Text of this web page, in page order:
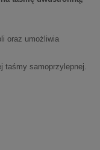
oraz umożliwia
taśmy samoprzylepnej.